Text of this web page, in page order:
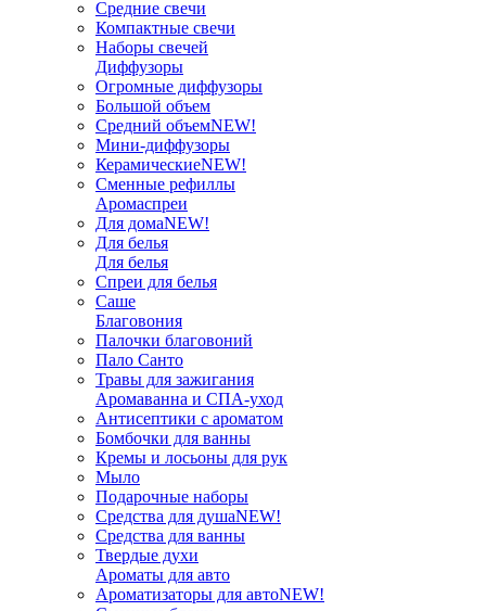
Средние свечи
Компактные свечи
Наборы свечей
Диффузоры
Огромные диффузоры
Большой объем
Средний объемNEW!
Мини-диффузоры
КерамическиеNEW!
Сменные рефиллы
Аромаспреи
Для домаNEW!
Для белья
Для белья
Спреи для белья
Саше
Благовония
Палочки благовоний
Пало Санто
Травы для зажигания
Аромаванна и СПА-уход
Антисептики с ароматом
Бомбочки для ванны
Кремы и лосьоны для рук
Мыло
Подарочные наборы
Средства для душаNEW!
Средства для ванны
Твердые духи
Ароматы для авто
Ароматизаторы для автоNEW!